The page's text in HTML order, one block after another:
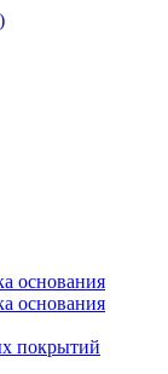
основания
основания
покрытий